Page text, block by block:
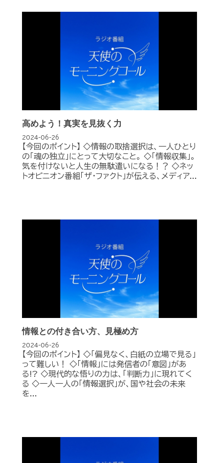
高めよう！真実を見抜く力
2024-06-26
【今回のポイント】 ◇情報の取捨選択は、一人ひとり
の「魂の独立」にとって大切なこと。 ◇「情報収集」。
気を付けないと人生の無駄遣いになる！？ ◇ネッ
トオピニオン番組「ザ・ファクト」が伝える、メディア...
情報との付き合い方、見極め方
2024-06-26
【今回のポイント】 ◇「偏見なく、白紙の立場で見る」
って難しい！ ◇「情報」には発信者の「意図」があ
る!? ◇現代的な悟りの力は、「判断力」に現れてく
る ◇一人一人の「情報選択」が、国や社会の未来
を...